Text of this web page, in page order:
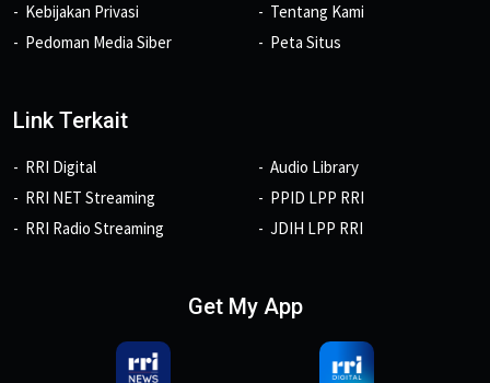
Kebijakan Privasi
Pedoman Media Siber
Tentang Kami
Peta Situs
Link Terkait
RRI Digital
RRI NET Streaming
RRI Radio Streaming
Audio Library
PPID LPP RRI
JDIH LPP RRI
Get My App